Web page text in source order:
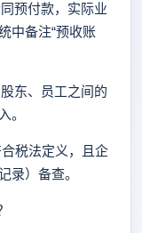
预付款，实际业
中备注“预收账
东、员工之间的
。
税法定义，且企
录）备查。